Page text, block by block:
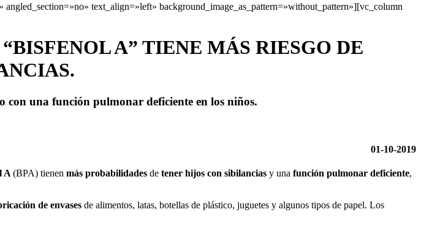
text_align=»left» background_image_as_pattern=»without_pattern»][vc_column
A” TIENE MÁS RIESGO DE
con una función pulmonar deficiente en los niños.
01-10-2019
A (BPA) tienen más probabilidades de tener hijos con sibilancias y una función pulmonar deficiente,
de envases de alimentos, latas, botellas de plástico, juguetes y algunos tipos de papel. Los